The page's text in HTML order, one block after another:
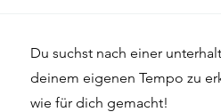
Du suchst nach einer
deinem eigenen Tempo zu
wie für dich gemacht!